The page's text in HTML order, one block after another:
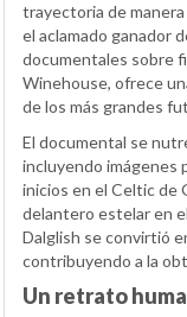
trayectoria de
el aclamado ganador
documentales sobre
Winehouse, ofrece
de los más grandes
El documental se
incluyendo imágenes
inicios en el Celtic de
delantero estelar en
Dalglish se convirtió
contribuyendo a la
Un retrato